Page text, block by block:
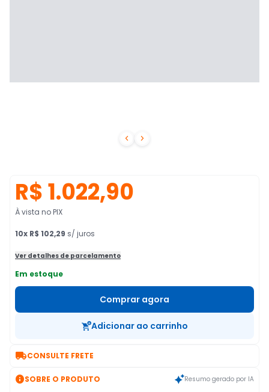
 
R$ 1.022,90
À vista no PIX
10x R$ 102,29 s/ juros
Ver detalhes de parcelamento
Em estoque
Comprar agora
Adicionar ao carrinho
CONSULTE FRETE
SOBRE O PRODUTO Resumo gerado por IA